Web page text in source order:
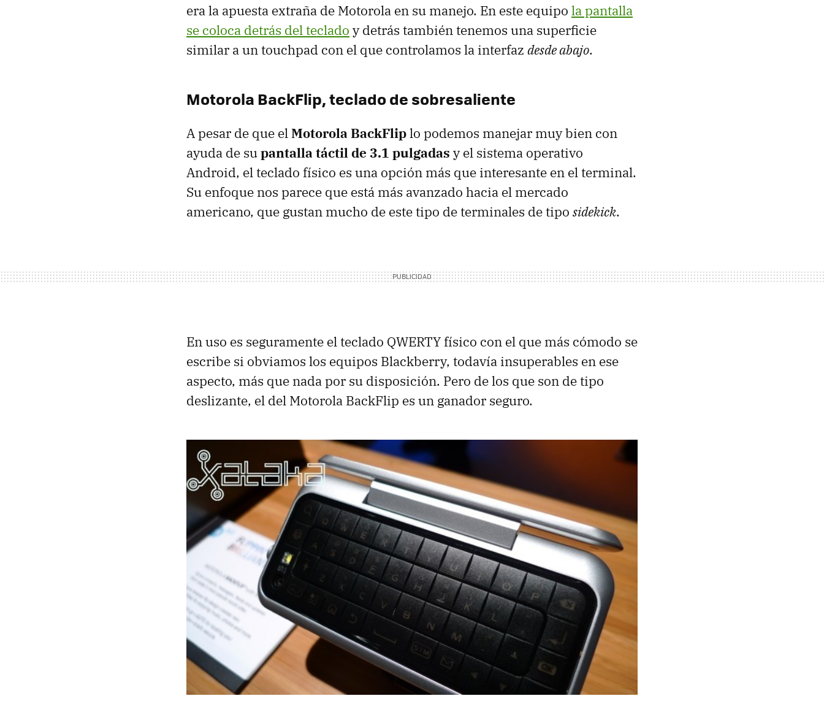
era la apuesta extraña de Motorola en su manejo. En este equipo la pantalla
se coloca detrás del teclado y detrás también tenemos una superficie
similar a un touchpad con el que controlamos la interfaz desde abajo.
Motorola BackFlip, teclado de sobresaliente
A pesar de que elMotorola BackFliplo podemos manejar muy bien con
ayuda de supantalla táctil de 3.1 pulgadas y el sistema operativo
Android, el teclado físico es una opción más que interesante en el terminal.
Su enfoque nos parece que está más avanzado hacia el mercado
americano, que gustan mucho de este tipo de terminales de tipo sidekick.
En uso es seguramente el teclado QWERTY físico con el que más cómodo se
escribe si obviamos los equipos Blackberry, todavía insuperables en ese
aspecto, más que nada por su disposición. Pero de los que son de tipo
deslizante, el del Motorola BackFlip es un ganador seguro.